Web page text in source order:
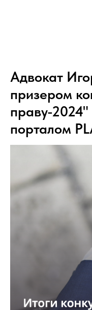
Адвокат
призером
праву-
порталом